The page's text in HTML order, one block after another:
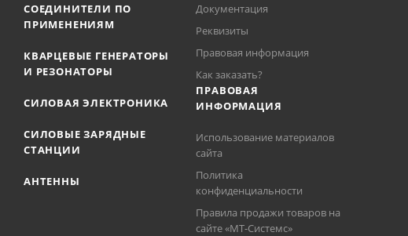
СОЕДИНИТЕЛИ ПО
ПРИМЕНЕНИЯМ
КВАРЦЕВЫЕ ГЕНЕРАТОРЫ
И РЕЗОНАТОРЫ
СИЛОВАЯ ЭЛЕКТРОНИКА
СИЛОВЫЕ ЗАРЯДНЫЕ
СТАНЦИИ
АНТЕННЫ
Документация
Реквизиты
Правовая информация
Как заказать?
ПРАВОВАЯ
ИНФОРМАЦИЯ
Использование материалов
сайта
Политика
конфиденциальности
Правила продажи товаров на
сайте «МТ-Системс»